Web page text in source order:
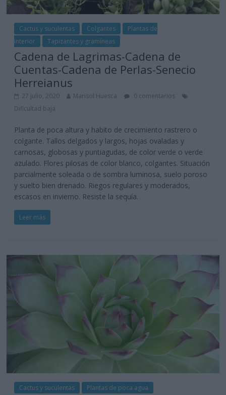
Cactus y suculentas Colgantes
Plantas de
interior
Tapizantes y gramíneas
Cadena de Lagrimas-Cadena de
Cuentas-Cadena de Perlas-Senecio
Herreianus
27 julio, 2020 Marisol Huesca
0 comentarios
Dificultad baja
Planta de poca altura y habito de crecimiento rastrero o
colgante. Tallos delgados y largos, hojas ovaladas y
carnosas, globosas y puntiagudas, de color verde o verde
azulado. Flores pilosas de color blanco, colgantes. Situación
parcialmente soleada o de sombra luminosa, suelo poroso
y suelto bien drenado. Riegos regulares y moderados,
escasos en invierno. Resiste la sequía.
Leer más
Cactus y suculentas Plantas de poca agua